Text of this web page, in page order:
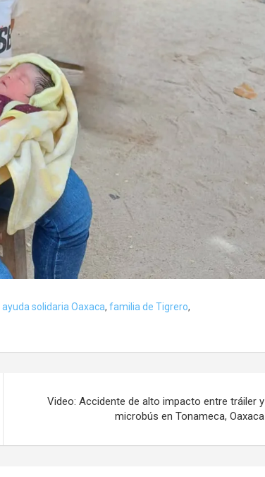
ayuda solidaria Oaxaca, familia de Tigrero,
Video: Accidente de alto impacto entre tráiler y
microbús en Tonameca, Oaxaca